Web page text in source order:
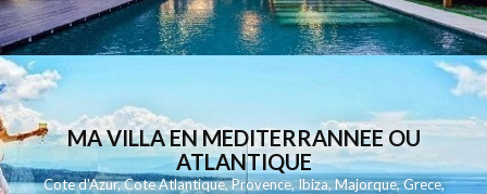
MA VILLA EN MEDITERRANNEE OU
ATLANTIQUE
Cote d'Azur,Cote Atlantique,Provence,Ibiza,Majorque,Grece,